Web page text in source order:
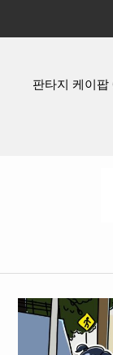
충청 청소년